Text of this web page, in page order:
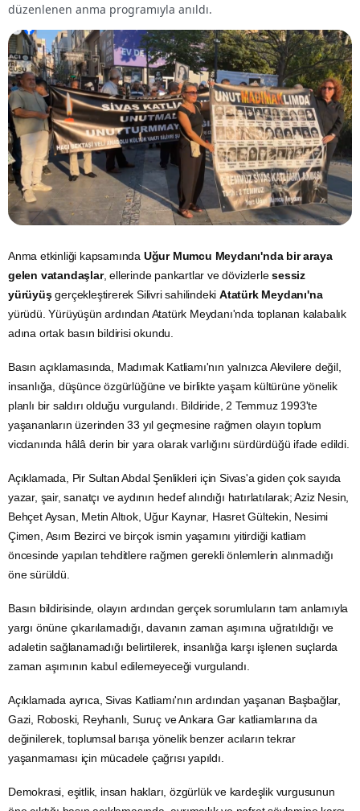
düzenlenen anma programıyla anıldı.
Anma etkinliği kapsamında Uğur Mumcu Meydanı'nda bir araya
gelen vatandaşlar, ellerinde pankartlar ve dövizlerlesessiz
yürüyüşgerçekleştirerek Silivri sahilindekiAtatürk Meydanı'na
yürüdü. Yürüyüşün ardından Atatürk Meydanı'nda toplanan kalabalık
adına ortak basın bildirisi okundu.
Basın açıklamasında, Madımak Katliamı'nın yalnızca Alevilere değil,
insanlığa, düşünce özgürlüğüne ve birlikte yaşam kültürüne yönelik
planlı bir saldırı olduğu vurgulandı. Bildiride, 2 Temmuz 1993'te
yaşananların üzerinden 33 yıl geçmesine rağmen olayın toplum
vicdanında hâlâ derin bir yara olarak varlığını sürdürdüğü ifade edildi.
Açıklamada, Pir Sultan Abdal Şenlikleri için Sivas'a giden çok sayıda
yazar, şair, sanatçı ve aydının hedef alındığı hatırlatılarak; Aziz Nesin,
Behçet Aysan, Metin Altıok, Uğur Kaynar, Hasret Gültekin, Nesimi
Çimen, Asım Bezirci ve birçok ismin yaşamını yitirdiği katliam
öncesinde yapılan tehditlere rağmen gerekli önlemlerin alınmadığı
öne sürüldü.
Basın bildirisinde, olayın ardından gerçek sorumluların tam anlamıyla
yargı önüne çıkarılamadığı, davanın zaman aşımına uğratıldığı ve
adaletin sağlanamadığı belirtilerek, insanlığa karşı işlenen suçlarda
zaman aşımının kabul edilemeyeceği vurgulandı.
Açıklamada ayrıca, Sivas Katliamı'nın ardından yaşanan Başbağlar,
Gazi, Roboski, Reyhanlı, Suruç ve Ankara Gar katliamlarına da
değinilerek, toplumsal barışa yönelik benzer acıların tekrar
yaşanmaması için mücadele çağrısı yapıldı.
Demokrasi, eşitlik, insan hakları, özgürlük ve kardeşlik vurgusunun